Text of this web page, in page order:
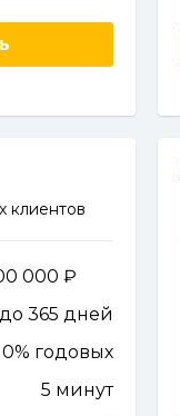
клиентов
000
до 365 дней
0% годовых
5 минут